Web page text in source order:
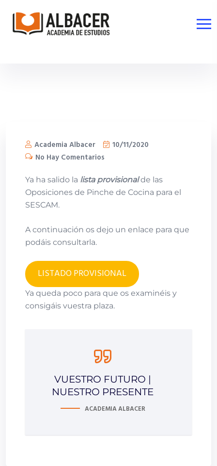
Academia Albacer
10/11/2020
No Hay Comentarios
Ya ha salido la lista provisionalde las
Oposiciones de Pinche de Cocina para el
SESCAM.
A continuación os dejo un enlace para que
podáis consultarla.
LISTADO PROVISIONAL
Ya queda poco para que os examinéis y
consigáis vuestra plaza.
VUESTRO FUTURO |
NUESTRO PRESENTE
ACADEMIA ALBACER